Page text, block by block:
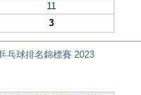
11
3
乓球排名錦標賽 2023